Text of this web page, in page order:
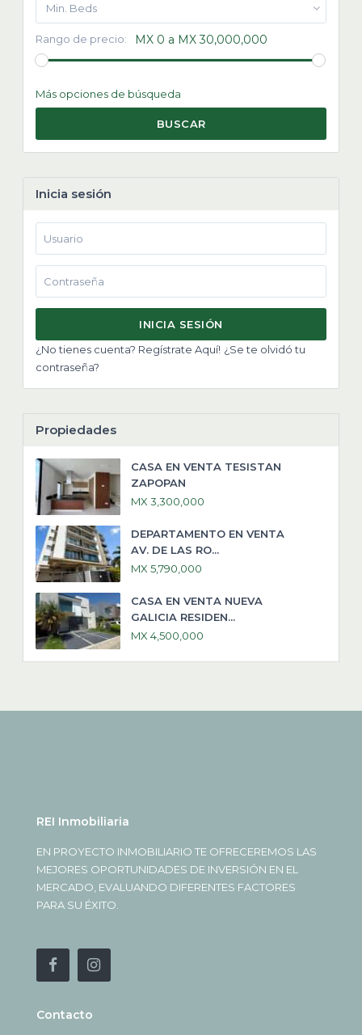
Min. Beds
Rango de precio: MX 0 a MX 30,000,000
Más opciones de búsqueda
BUSCAR
Inicia sesión
INICIA SESIÓN
¿No tienes cuenta? Regístrate Aquí! ¿Se te olvidó tu
contraseña?
Propiedades
CASA EN VENTA TESISTAN
ZAPOPAN
MX 3,300,000
DEPARTAMENTO EN VENTA
AV. DE LAS RO...
MX 5,790,000
CASA EN VENTA NUEVA
GALICIA RESIDEN...
MX 4,500,000
REI Inmobiliaria
EN PROYECTO INMOBILIARIO TE OFRECEREMOS LAS
MEJORES OPORTUNIDADES DE INVERSIÓN EN EL
MERCADO, EVALUANDO DIFERENTES FACTORES
PARA SU ÉXITO.
Contacto